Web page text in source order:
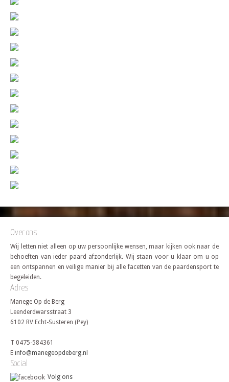
Over ons
Wij letten niet alleen op uw persoonlijke wensen, maar kijken ook naar de
behoeften van ieder paard afzonderlijk. Wij staan voor u klaar om u op
een ontspannen en veilige manier bij alle facetten van de paardensport te
begeleiden.
Adres
Manege Op de Berg
Leenderdwarsstraat 3
6102 RV Echt-Susteren (Pey)
T 0475-584361
E info@manegeopdeberg.nl
Social
Volg ons